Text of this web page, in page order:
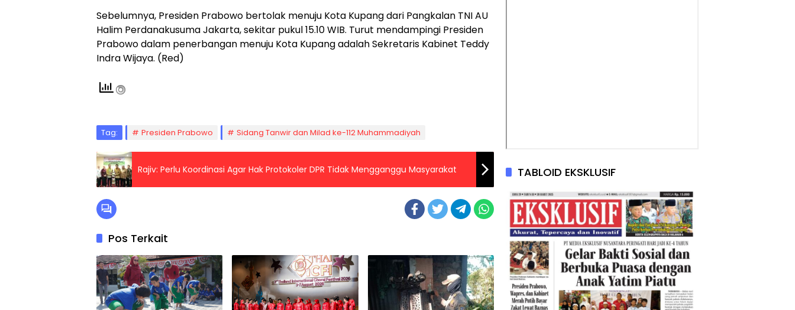
Sebelumnya, Presiden Prabowo bertolak menuju Kota Kupang dari Pangkalan TNI AU
Halim Perdanakusuma Jakarta, sekitar pukul 15.10 WIB. Turut mendampingi Presiden
Prabowo dalam penerbangan menuju Kota Kupang adalah Sekretaris Kabinet Teddy
Indra Wijaya. (Red)
Tag: Presiden Prabowo Sidang Tanwir dan Milad ke-112 Muhammadiyah
Rajiv: Perlu Koordinasi Agar Hak Protokoler DPR Tidak Mengganggu Masyarakat
Pos Terkait
TABLOID EKSKLUSIF